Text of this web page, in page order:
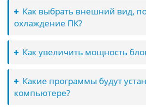
Как выбрать внешний вид,
охлаждение ПК?
Как увеличить мощность
Какие программы будут
компьютере?